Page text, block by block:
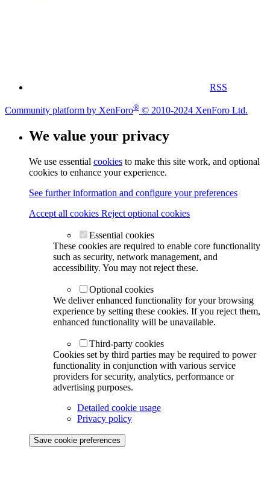
RSS
Community platform by XenForo® © 2010-2024 XenForo Ltd.
We value your privacy
We use essential cookies to make this site work, and optional
cookies to enhance your experience.
See further information and configure your preferences
Accept all cookies Reject optional cookies
Essential cookies
These cookies are required to enable core functionality
such as security, network management, and
accessibility. You may not reject these.
Optional cookies
We deliver enhanced functionality for your browsing
experience by setting these cookies. If you reject them,
enhanced functionality will be unavailable.
Third-party cookies
Cookies set by third parties may be required to power
functionality in conjunction with various service
providers for security, analytics, performance or
advertising purposes.
Detailed cookie usage
Privacy policy
Save cookie preferences